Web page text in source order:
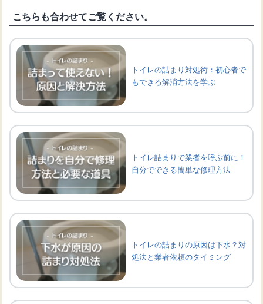
こちらも合わせてご覧ください。
トイレの詰まり対処術：初心者で
もできる解消方法を学ぶ
トイレ詰まりで業者を呼ぶ前に！
自分でできる簡単な修理方法
トイレの詰まりの原因は下水？対
処法と業者依頼のタイミング